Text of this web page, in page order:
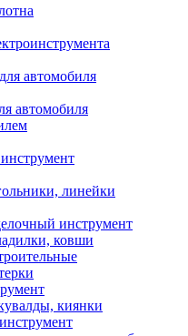
автомобиля
автомобиля
линейки
инструмент
ковши
киянки